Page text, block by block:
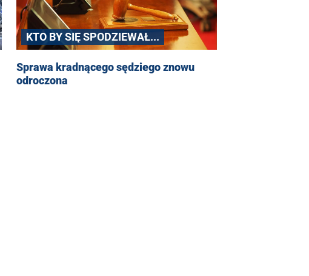
KTO BY SIĘ SPODZIEWAŁ...
Sprawa kradnącego sędziego znowu
odroczona